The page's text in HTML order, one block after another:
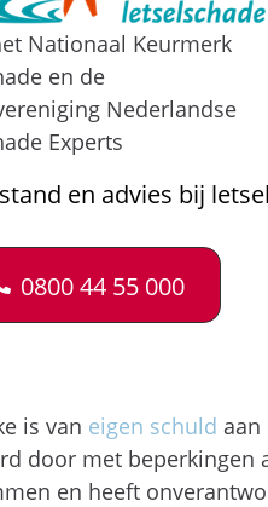
Nationaal Keurmerk
en de
Nederlandse
Experts
en advies bij
0800 44 55 000
is van eigen schuld aan
door met beperkingen
en heeft